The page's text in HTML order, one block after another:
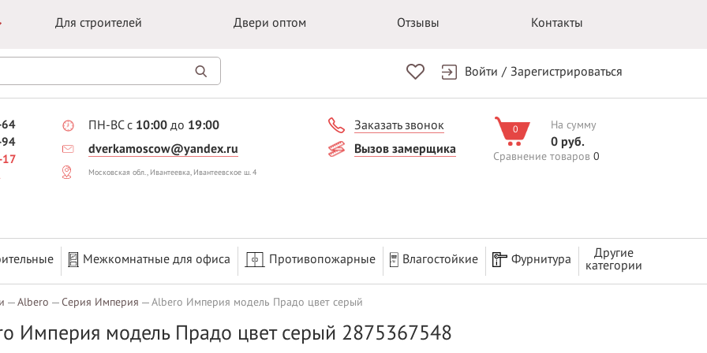
Для строителей Двери оптом Отзывы Контакты
Войти / Зарегистрироваться
ПН-ВС с 10:00 до 19:00
dverkamoscow@yandex.ru
Московская обл., Ивантеевка, Ивантеевское ш. 4
Заказать звонок
Вызов замерщика
0 На сумму
0 руб.
Сравнение товаров 0
Межкомнатные для офиса Противопожарные Влагостойкие Фурнитура
Другие
категории
Albero Серия Империя Albero Империя модель Прадо цвет серый
Империя модель Прадо цвет серый 2875367548